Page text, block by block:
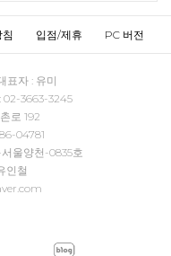
입점/제휴 PC 버전
표자 : 유미
02-3663-3245
로 192
04781
울양천-0835호
인철